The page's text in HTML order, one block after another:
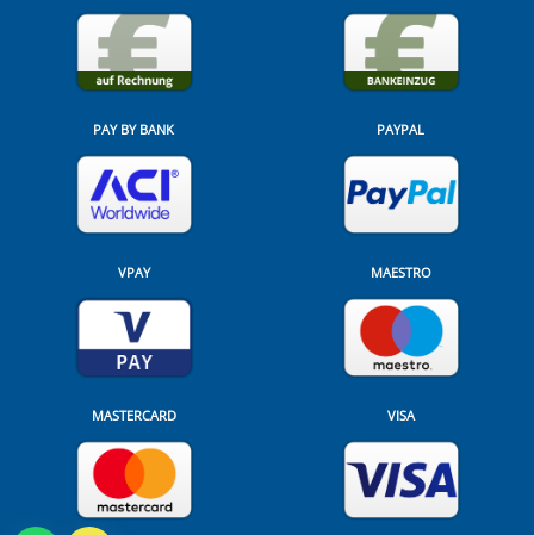
PAY BY BANK PAYPAL
VPAY MAESTRO
MASTERCARD VISA